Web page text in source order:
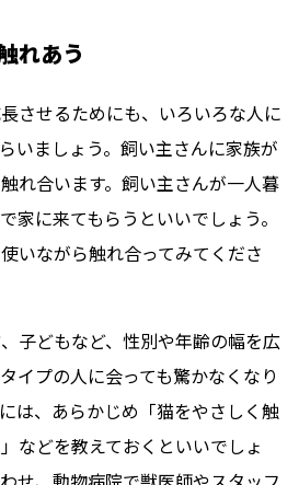
れあう
させるためにも、いろいろな人に
いましょう。飼い主さんに家族が
れ合います。飼い主さんが一人暮
家に来てもらうといいでしょう。
いながら触れ合ってみてくださ
子どもなど、性別や年齢の幅を広
イプの人に会っても驚かなくなり
は、あらかじめ「猫をやさしく触
などを教えておくといいでしょ